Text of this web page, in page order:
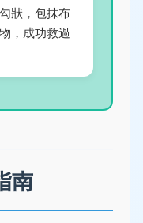
狀，包抹布
，成功救過
南